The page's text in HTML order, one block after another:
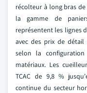
récolteur à long bras
la gamme de
représentent les lignes
avec des prix de détail
selon la
matériaux. Les
TCAC de 9,8 %
continue du secteur